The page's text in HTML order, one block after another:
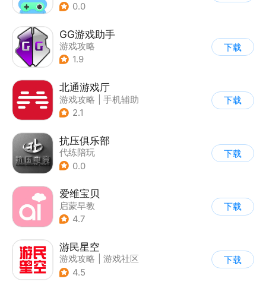
0.0
GG游戏助手
游戏攻略
1.9
下载
北通游戏厅
游戏攻略
手机辅助
2.1
下载
抗压俱乐部
代练陪玩
0.0
下载
爱维宝贝
启蒙早教
4.7
下载
游民星空
游戏攻略
游戏社区
4.5
下载